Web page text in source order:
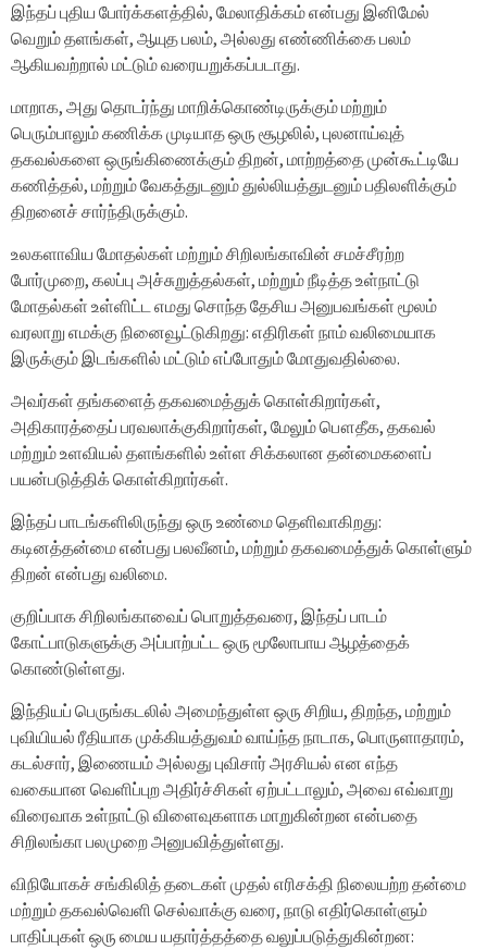
இந்தப் புதிய போர்க்களத்தில், மேலாதிக்கம் என்பது இனிமேல்
வெறும் தளங்கள், ஆயுத பலம், அல்லது எண்ணிக்கை பலம்
ஆகியவற்றால் மட்டும் வரையறுக்கப்படாது.
மாறாக, அது தொடர்ந்து மாறிக்கொண்டிருக்கும் மற்றும்
பெரும்பாலும் கணிக்க முடியாத ஒரு சூழலில், புலனாய்வுத்
தகவல்களை ஒருங்கிணைக்கும் திறன், மாற்றத்தை முன்கூட்டியே
கணித்தல், மற்றும் வேகத்துடனும் துல்லியத்துடனும் பதிலளிக்கும்
திறனைச் சார்ந்திருக்கும்.
உலகளாவிய மோதல்கள் மற்றும் சிறிலங்காவின் சமச்சீரற்ற
போர்முறை, கலப்பு அச்சுறுத்தல்கள், மற்றும் நீடித்த உள்நாட்டு
மோதல்கள் உள்ளிட்ட எமது சொந்த தேசிய அனுபவங்கள் மூலம்
வரலாறு எமக்கு நினைவூட்டுகிறது: எதிரிகள் நாம் வலிமையாக
இருக்கும் இடங்களில் மட்டும் எப்போதும் மோதுவதில்லை.
அவர்கள் தங்களைத் தகவமைத்துக் கொள்கிறார்கள்,
அதிகாரத்தைப் பரவலாக்குகிறார்கள், மேலும் பௌதீக, தகவல்
மற்றும் உளவியல் தளங்களில் உள்ள சிக்கலான தன்மைகளைப்
பயன்படுத்திக் கொள்கிறார்கள்.
இந்தப் பாடங்களிலிருந்து ஒரு உண்மை தெளிவாகிறது:
கடினத்தன்மை என்பது பலவீனம், மற்றும் தகவமைத்துக் கொள்ளும்
திறன் என்பது வலிமை.
குறிப்பாக சிறிலங்காவைப் பொறுத்தவரை, இந்தப் பாடம்
கோட்பாடுகளுக்கு அப்பாற்பட்ட ஒரு மூலோபாய ஆழத்தைக்
கொண்டுள்ளது.
இந்தியப் பெருங்கடலில் அமைந்துள்ள ஒரு சிறிய, திறந்த, மற்றும்
புவியியல் ரீதியாக முக்கியத்துவம் வாய்ந்த நாடாக, பொருளாதாரம்,
கடல்சார், இணையம் அல்லது புவிசார் அரசியல் என எந்த
வகையான வெளிப்புற அதிர்ச்சிகள் ஏற்பட்டாலும், அவை எவ்வாறு
விரைவாக உள்நாட்டு விளைவுகளாக மாறுகின்றன என்பதை
சிறிலங்கா பலமுறை அனுபவித்துள்ளது.
விநியோகச் சங்கிலித் தடைகள் முதல் எரிசக்தி நிலையற்ற தன்மை
மற்றும் தகவல்வெளி செல்வாக்கு வரை, நாடு எதிர்கொள்ளும்
பாதிப்புகள் ஒரு மைய யதார்த்தத்தை வலுப்படுத்துகின்றன: